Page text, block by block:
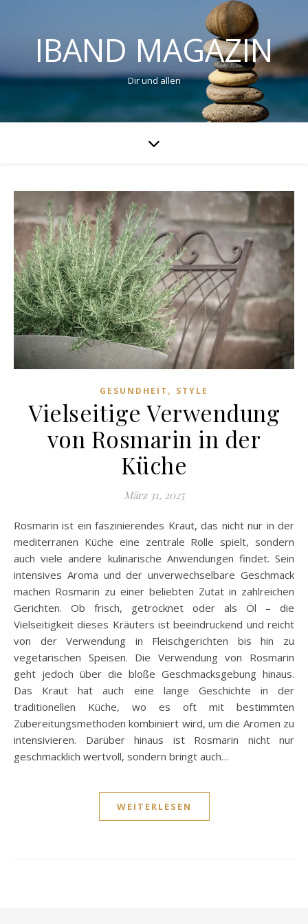
IBAND MAGAZIN
Dir und allen
GESUNDHEIT , STYLE
Vielseitige Verwendung
von Rosmarin in der
Küche
März 31, 2025
Rosmarin ist ein faszinierendes Kraut, das nicht nur in der
mediterranen Küche eine zentrale Rolle spielt, sondern
auch viele andere kulinarische Anwendungen findet. Sein
intensives Aroma und der unverwechselbare Geschmack
machen Rosmarin zu einer beliebten Zutat in zahlreichen
Gerichten. Ob frisch, getrocknet oder als Öl – die
Vielseitigkeit dieses Kräuters ist beeindruckend und reicht
von der Verwendung in Fleischgerichten bis hin zu
vegetarischen Speisen. Die Verwendung von Rosmarin
geht jedoch über die bloße Geschmacksgebung hinaus.
Das Kraut hat auch eine lange Geschichte in der
traditionellen Küche, wo es oft mit bestimmten
Zubereitungsmethoden kombiniert wird, um die Aromen zu
intensivieren. Darüber hinaus ist Rosmarin nicht nur
geschmacklich wertvoll, sondern bringt auch…
WEITERLESEN